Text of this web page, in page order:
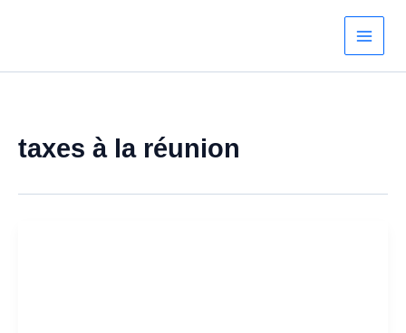
taxes à la réunion